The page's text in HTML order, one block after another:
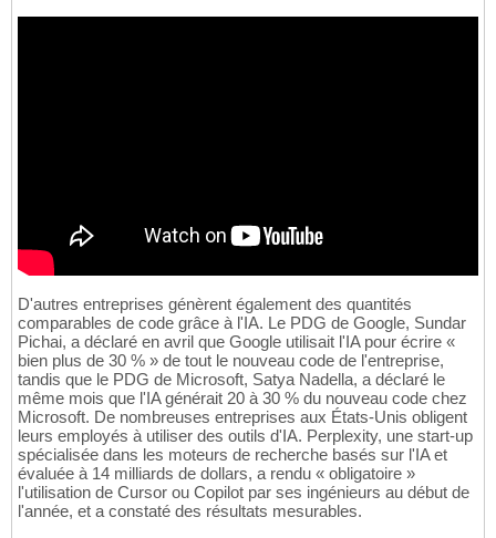
D'autres entreprises génèrent également des quantités
comparables de code grâce à l'IA. Le PDG de Google, Sundar
Pichai, a déclaré en avril que Google utilisait l'IA pour écrire «
bien plus de 30 % » de tout le nouveau code de l'entreprise,
tandis que le PDG de Microsoft, Satya Nadella, a déclaré le
même mois que l'IA générait 20 à 30 % du nouveau code chez
Microsoft. De nombreuses entreprises aux États-Unis obligent
leurs employés à utiliser des outils d'IA. Perplexity, une start-up
spécialisée dans les moteurs de recherche basés sur l'IA et
évaluée à 14 milliards de dollars, a rendu « obligatoire »
l'utilisation de Cursor ou Copilot par ses ingénieurs au début de
l'année, et a constaté des résultats mesurables.